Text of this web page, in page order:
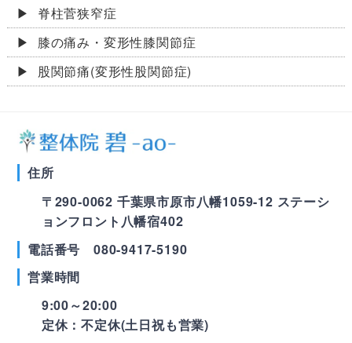
脊柱菅狭窄症
膝の痛み・変形性膝関節症
股関節痛(変形性股関節症)
住所
〒290-0062 千葉県市原市八幡1059-12 ステーシ
ョンフロント八幡宿402
電話番号 080-9417-5190
営業時間
9:00～20:00
定休：不定休(土日祝も営業)